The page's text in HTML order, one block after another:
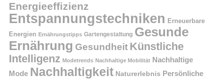
Energieeffizienz
Entspannungstechniken Erneuerbare
Energien Ernährungstipps Gartengestaltung Gesunde
Ernährung Gesundheit Künstliche
Intelligenz Modetrends Nachhaltige Mobilität Nachhaltige
Mode Nachhaltigkeit Naturerlebnis Persönliche